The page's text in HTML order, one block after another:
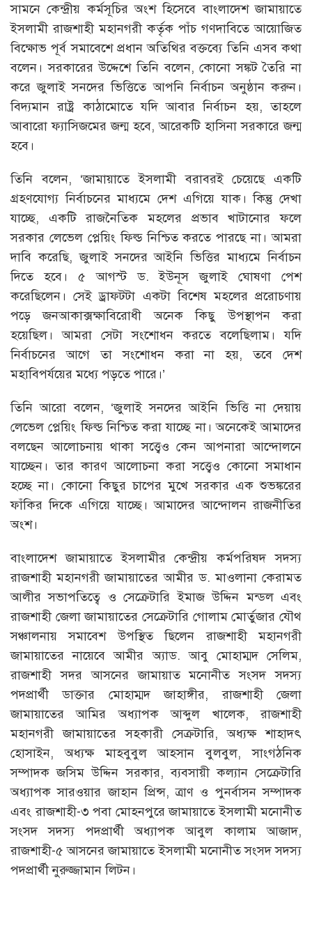
সামনে কেন্দ্রীয় কর্মসূচির অংশ হিসেবে বাংলাদেশ জামায়াতে
ইসলামী রাজশাহী মহানগরী কর্তৃক পাঁচ গণদাবিতে আয়োজিত
বিক্ষোভ পূর্ব সমাবেশে প্রধান অতিথির বক্তব্যে তিনি এসব কথা
বলেন। সরকারের উদ্দেশে তিনি বলেন, কোনো সঙ্কট তৈরি না
করে জুলাই সনদের ভিত্তিতে আপনি নির্বাচন অনুষ্ঠান করুন।
বিদ্যমান রাষ্ট্র কাঠামোতে যদি আবার নির্বাচন হয়, তাহলে
আবারো ফ্যাসিজমের জন্ম হবে, আরেকটি হাসিনা সরকারে জন্ম
হবে।
তিনি বলেন, ‘জামায়াতে ইসলামী বরাবরই চেয়েছে একটি
গ্রহণযোগ্য নির্বাচনের মাধ্যমে দেশ এগিয়ে যাক। কিন্তু দেখা
যাচ্ছে, একটি রাজনৈতিক মহলের প্রভাব খাটানোর ফলে
সরকার লেভেল প্লেয়িং ফিল্ড নিশ্চিত করতে পারছে না। আমরা
দাবি করেছি, জুলাই সনদের আইনি ভিত্তির মাধ্যমে নির্বাচন
দিতে হবে। ৫ আগস্ট ড. ইউনূস জুলাই ঘোষণা পেশ
করেছিলেন। সেই ড্রাফটটা একটা বিশেষ মহলের প্ররোচণায়
পড়ে জনআকাক্সক্ষাবিরোধী অনেক কিছু উপস্থাপন করা
হয়েছিল। আমরা সেটা সংশোধন করতে বলেছিলাম। যদি
নির্বাচনের আগে তা সংশোধন করা না হয়, তবে দেশ
মহাবিপর্যয়ের মধ্যে পড়তে পারে।’
তিনি আরো বলেন, ‘জুলাই সনদের আইনি ভিত্তি না দেয়ায়
লেভেল প্লেয়িং ফিল্ড নিশ্চিত করা যাচ্ছে না। অনেকেই আমাদের
বলছেন আলোচনায় থাকা সত্ত্বেও কেন আপনারা আন্দোলনে
যাচ্ছেন। তার কারণ আলোচনা করা সত্ত্বেও কোনো সমাধান
হচ্ছে না। কোনো কিছুর চাপের মুখে সরকার এক শুভঙ্করের
ফাঁকির দিকে এগিয়ে যাচ্ছে। আমাদের আন্দোলন রাজনীতির
অংশ।
বাংলাদেশ জামায়াতে ইসলামীর কেন্দ্রীয় কর্মপরিষদ সদস্য
রাজশাহী মহানগরী জামায়াতের আমীর ড. মাওলানা কেরামত
আলীর সভাপতিত্বে ও সেক্রেটারি ইমাজ উদ্দিন মন্ডল এবং
রাজশাহী জেলা জামায়াতের সেক্রেটারি গোলাম মোর্তুজার যৌথ
সঞ্চালনায় সমাবেশ উপস্থিত ছিলেন রাজশাহী মহানগরী
জামায়াতের নায়েবে আমীর অ্যাড. আবু মোহাম্মদ সেলিম,
রাজশাহী সদর আসনের জামায়াত মনোনীত সংসদ সদস্য
পদপ্রার্থী ডাক্তার মোহাম্মদ জাহাঙ্গীর, রাজশাহী জেলা
জামায়াতের আমির অধ্যাপক আব্দুল খালেক, রাজশাহী
মহানগরী জামায়াতের সহকারী সেক্রটারি, অধ্যক্ষ শাহাদৎ
হোসাইন, অধ্যক্ষ মাহবুবুল আহসান বুলবুল, সাংগঠনিক
সম্পাদক জসিম উদ্দিন সরকার, ব্যবসায়ী কল্যান সেক্রেটারি
অধ্যাপক সারওয়ার জাহান প্রিন্স, ত্রাণ ও পুনর্বাসন সম্পাদক
এবং রাজশাহী-৩ পবা মোহনপুরে জামায়াতে ইসলামী মনোনীত
সংসদ সদস্য পদপ্রার্থী অধ্যাপক আবুল কালাম আজাদ,
রাজশাহী-৫ আসনের জামায়াতে ইসলামী মনোনীত সংসদ সদস্য
পদপ্রার্থী নুরুজ্জামান লিটন।